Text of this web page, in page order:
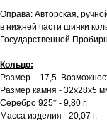
Оправа: Авторская,
в нижней части шинки
Государственной
Кольцо:
Размер – 17,5.
Размер камня - 32х28х5
Серебро 925* - 9,80 г.
Масса изделия - 20,07 г.